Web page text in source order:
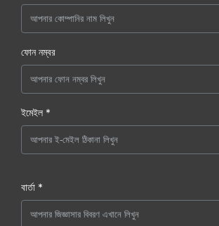
ফোন নম্বর
ইমেইল *
বার্তা *